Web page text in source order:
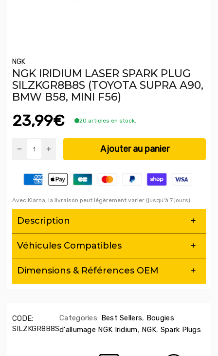
NGK
NGK IRIDIUM LASER SPARK PLUG
SILZKGR8B8S (TOYOTA SUPRA A90,
BMW B58, MINI F56)
23,99€ 20 articles en stock.
Ajouter au panier
Avec Klarna, la livraison peut légèrement varier (jusqu'à 7 jours).
Description
Véhicules Compatibles
Dimensions & Références OEM
CODE:
SILZKGR8B8S
Categories: Best Sellers, Bougies
d'allumage NGK Iridium, NGK, Spark Plugs